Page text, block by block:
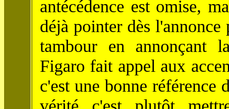
antécédence est omise,
déjà pointer dès
tambour en annonçant
Figaro fait appel aux
c'est une bonne référence